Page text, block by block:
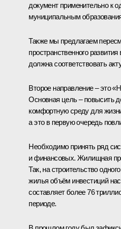
документ применительно к
муниципальным
Также мы предлагаем
пространственного
должна соответствовать
Второе направление – это
Основная цель – повысить
комфортную среду для
а это в первую очередь
Необходимо принять ряд
и финансовых. Жилищная
Так, на строительство
жилья объём инвестиций
составляет более 76
периоде.